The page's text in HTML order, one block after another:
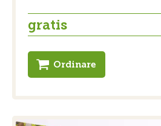
gratis
Ordinare